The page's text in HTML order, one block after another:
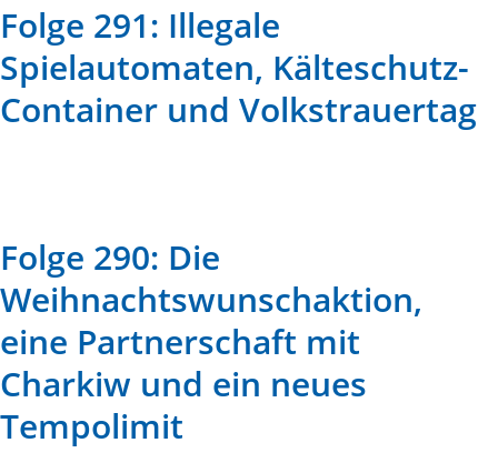
Folge 291: Illegale
Spielautomaten, Kälteschutz-
Container und Volkstrauertag
Folge 290: Die
Weihnachtswunschaktion,
eine Partnerschaft mit
Charkiw und ein neues
Tempolimit